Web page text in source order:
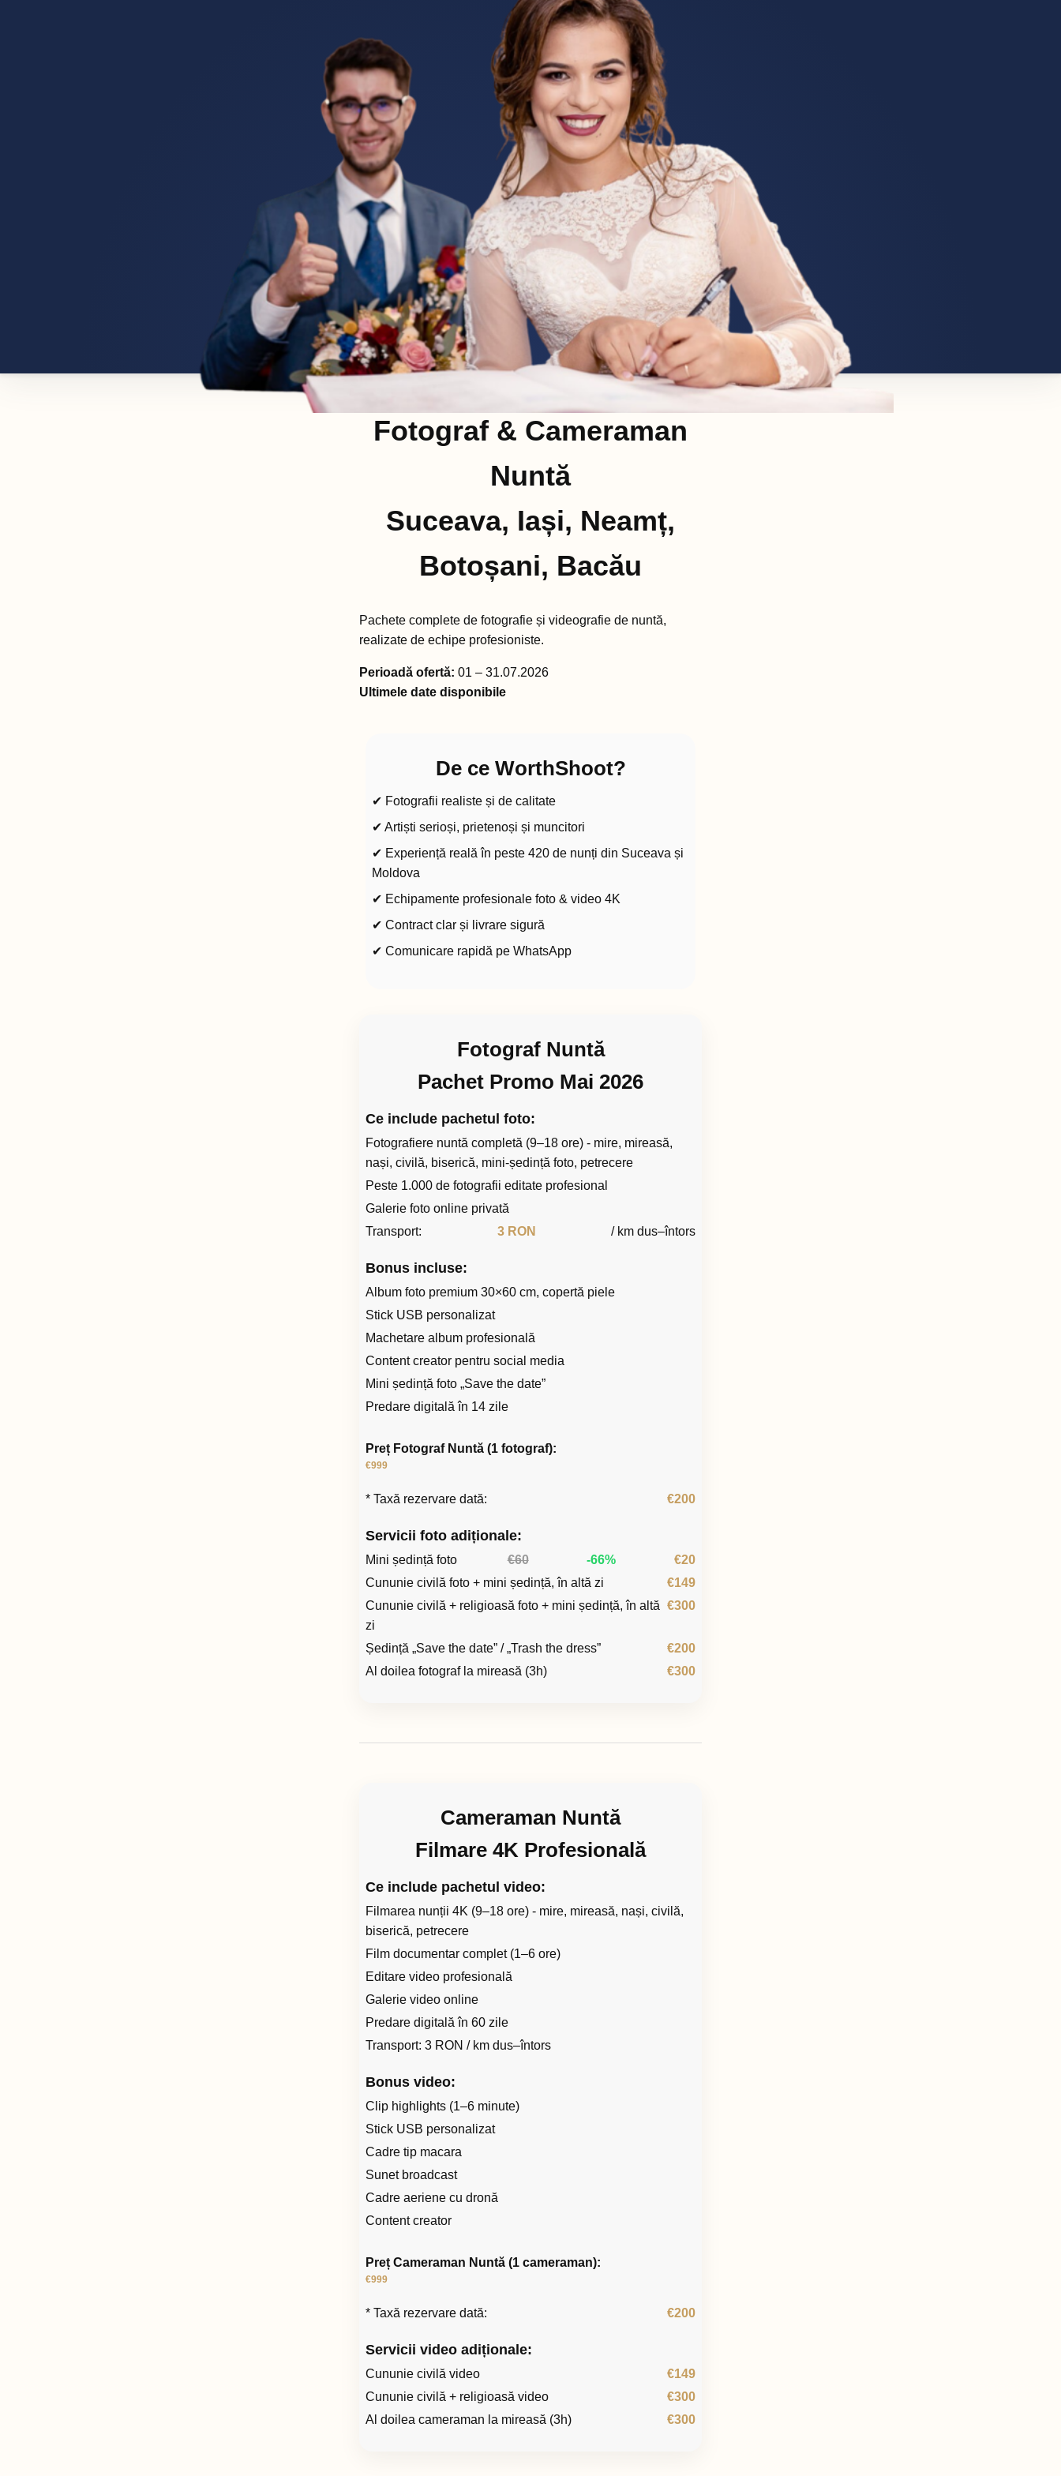
Fotograf & Cameraman
Nuntă
Suceava, Iași, Neamț,
Botoșani, Bacău
Pachete complete de fotografie și videografie de nuntă,
realizate de echipe profesioniste.
Perioadă ofertă: 01 – 31.07.2026
Ultimele date disponibile
De ce WorthShoot?
✔ Fotografii realiste și de calitate
✔ Artiști serioși, prietenoși și muncitori
✔ Experiență reală în peste 420 de nunți din Suceava și
Moldova
✔ Echipamente profesionale foto & video 4K
✔ Contract clar și livrare sigură
✔ Comunicare rapidă pe WhatsApp
Fotograf Nuntă
Pachet Promo Mai 2026
Ce include pachetul foto:
Fotografiere nuntă completă (9–18 ore) - mire, mireasă,
nași, civilă, biserică, mini-ședință foto, petrecere
Peste 1.000 de fotografii editate profesional
Galerie foto online privată
Transport:
3 RON / km dus–întors
Bonus incluse:
Album foto premium 30×60 cm, copertă piele
Stick USB personalizat
Machetare album profesională
Content creator pentru social media
Mini ședință foto „Save the date”
Predare digitală în 14 zile
Preț Fotograf Nuntă (1 fotograf):
€999
* Taxă rezervare dată: €200
Servicii foto adiționale:
Mini ședință foto €60 -66%
€20
Cununie civilă foto + mini ședință, în altă zi
€149
Cununie civilă + religioasă foto + mini ședință, în altă
zi
€300
Ședință „Save the date” / „Trash the dress”
€200
Al doilea fotograf la mireasă (3h)
€300
Cameraman Nuntă
Filmare 4K Profesională
Ce include pachetul video:
Filmarea nunții 4K (9–18 ore) - mire, mireasă, nași, civilă,
biserică, petrecere
Film documentar complet (1–6 ore)
Editare video profesională
Galerie video online
Predare digitală în 60 zile
Transport: 3 RON / km dus–întors
Bonus video:
Clip highlights (1–6 minute)
Stick USB personalizat
Cadre tip macara
Sunet broadcast
Cadre aeriene cu dronă
Content creator
Preț Cameraman Nuntă (1 cameraman):
€999
* Taxă rezervare dată: €200
Servicii video adiționale:
Cununie civilă video
€149
Cununie civilă + religioasă video
€300
Al doilea cameraman la mireasă (3h)
€300